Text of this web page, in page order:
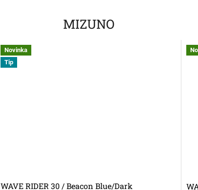
MIZUNO
Novinka
Tip
WAVE RIDER 30 / Beacon Blue/Dark